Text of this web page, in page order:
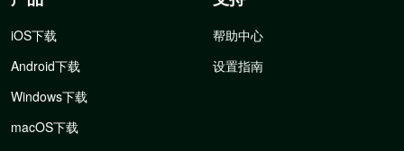
iOS下载
Android下载
Windows下载
macOS下载
帮助中心
设置指南